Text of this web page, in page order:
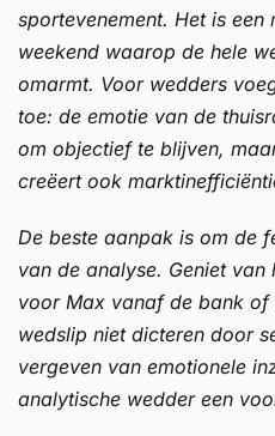
sportevenement. Het is een
weekend waarop de hele
omarmt. Voor wedders
toe: de emotie van de
om objectief te blijven,
creëert ook
De beste aanpak is om de
van de analyse. Geniet
voor Max vanaf de bank
wedslip niet dicteren door
vergeven van emotionele
analytische wedder een